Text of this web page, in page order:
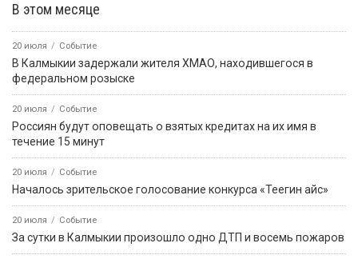
В этом месяце
20 июля Событие
В Калмыкии задержали жителя ХМАО, находившегося в
федеральном розыске
20 июля Событие
Россиян будут оповещать о взятых кредитах на их имя в
течение 15 минут
20 июля Событие
Началось зрительское голосование конкурса «Теегин айс»
20 июля Событие
За сутки в Калмыкии произошло одно ДТП и восемь пожаров